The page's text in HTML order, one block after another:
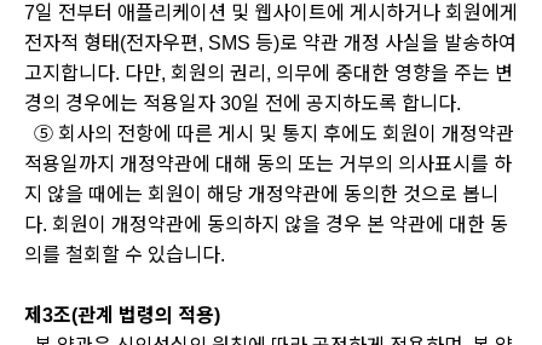
7일 전부터 애플리케이션 및 웹사이트에 게시하거나 회원에게
전자적 형태(전자우편, SMS 등)로 약관 개정 사실을 발송하여
고지합니다. 다만, 회원의 권리, 의무에 중대한 영향을 주는 변
경의 경우에는 적용일자 30일 전에 공지하도록 합니다.
⑤ 회사의 전항에 따른 게시 및 통지 후에도 회원이 개정약관
적용일까지 개정약관에 대해 동의 또는 거부의 의사표시를 하
지 않을 때에는 회원이 해당 개정약관에 동의한 것으로 봅니
다. 회원이 개정약관에 동의하지 않을 경우 본 약관에 대한 동
의를 철회할 수 있습니다.
제3조(관계 법령의 적용)